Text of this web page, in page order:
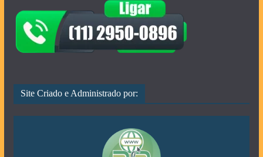
Site Criado e Administrado por: